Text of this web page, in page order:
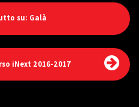
su: Galà
iNext 2016-2017